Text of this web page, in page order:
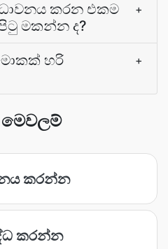
කරන එකම
මකන්න ද?
+
හරි
+
මෙවලම්
කරන්න
කරන්න